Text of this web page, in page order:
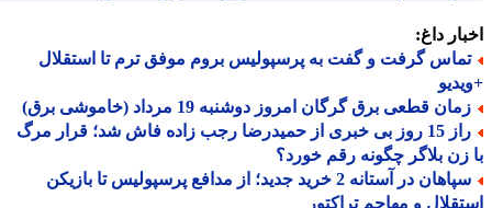
داغ:
گرفت و گفت به پرسپولیس بروم موفق ترم تا استقلال
قطعی برق گرگان امروز دوشنبه 19 مرداد (خاموشی برق)
راز 15 روز بی خبری از حمیدرضا رجب زاده فاش شد؛ قرار مرگ
زن بلاگر چگونه رقم خورد؟
سپاهان در آستانه 2 خرید جدید؛ از مدافع پرسپولیس تا بازیکن
و مهاجم تراکتور